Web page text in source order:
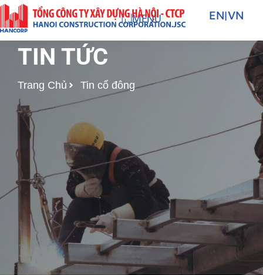
Nhảy
tới
nội
dung
MENU EN|VN
TIN TỨC
Trang Chủ Tin cổ đông